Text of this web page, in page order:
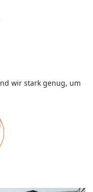
wir stark genug, um